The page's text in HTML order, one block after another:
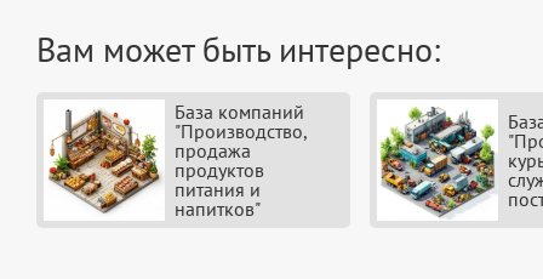
Вам может быть интересно:
База компаний
"Производство,
продажа
продуктов
питания и
напитков"